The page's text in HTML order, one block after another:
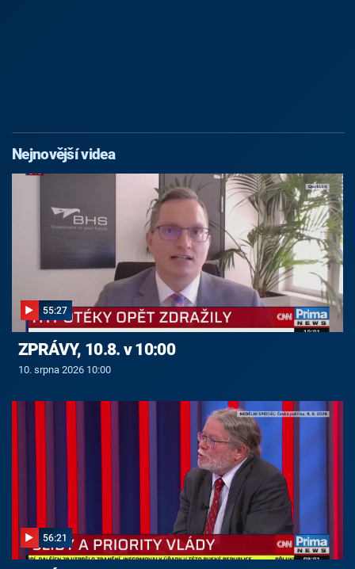
Nejnovější videa
55:27
ZPRÁVY, 10.8. v 10:00
10. srpna 2026 10:00
56:21